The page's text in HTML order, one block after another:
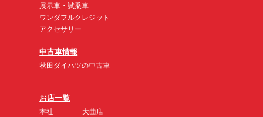
展示車・試乗車
ワンダフルクレジット
アクセサリー
中古車情報
秋田ダイハツの中古車
お店一覧
本社
大曲店